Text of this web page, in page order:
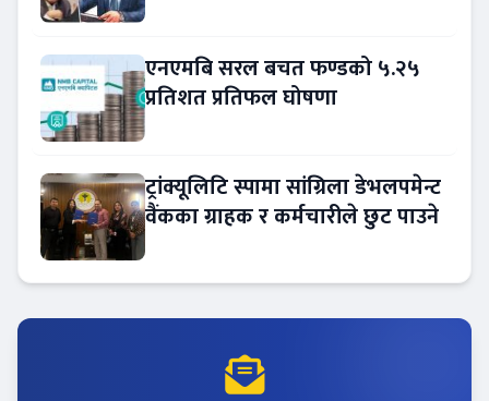
एनएमबि सरल बचत फण्डको ५.२५
प्रतिशत प्रतिफल घोषणा
ट्रांक्यूलिटि स्पामा सांग्रिला डेभलपमेन्ट
वैंकका ग्राहक र कर्मचारीले छुट पाउने